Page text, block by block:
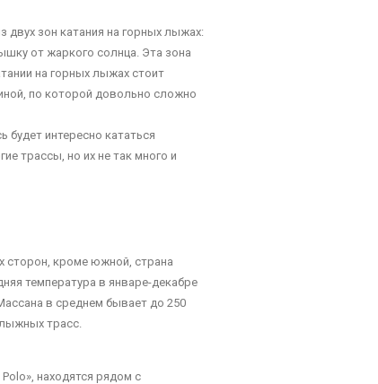
зон катания на горных лыжах:
от жаркого солнца. Эта зона
на горных лыжах стоит
по которой довольно сложно
интересно кататься
трассы, но их не так много и
сторон, кроме южной, страна
температура в январе-декабре
в среднем бывает до 250
трасс.
находятся рядом с